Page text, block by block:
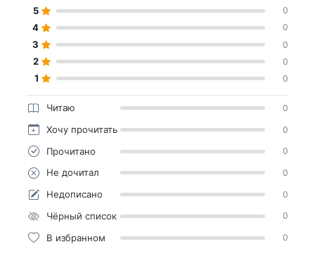
5 0
4 0
3 0
2 0
1 0
Читаю 0
Хочу прочитать 0
Прочитано 0
Не дочитал 0
Недописано 0
Чёрный список 0
В избранном 0